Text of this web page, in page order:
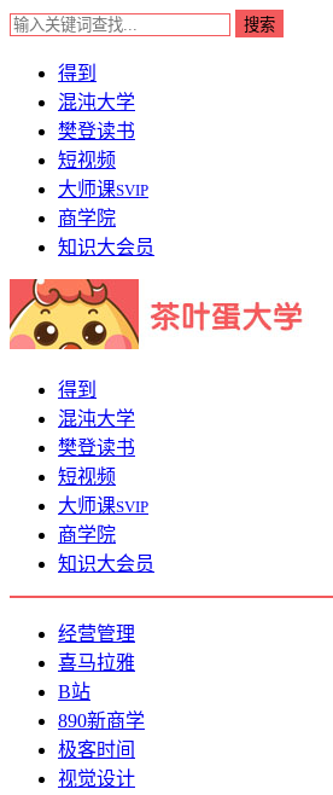
得到
混沌大学
樊登读书
短视频
大师课SVIP
商学院
知识大会员
得到
混沌大学
樊登读书
短视频
大师课SVIP
商学院
知识大会员
经营管理
喜马拉雅
B站
890新商学
极客时间
视觉设计